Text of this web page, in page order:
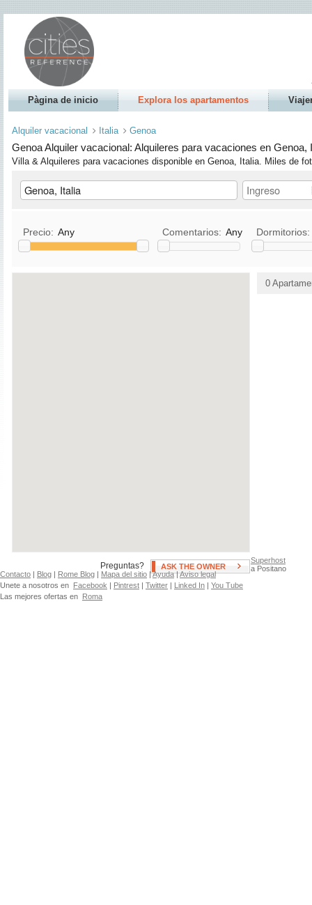
Pàgina de inicio
Explora los apartamentos
Alquiler vacacional Italia Genoa
Genoa Alquiler vacacional: Alquileres para vacaciones en Genoa,
Villa & Alquileres para vacaciones disponible en Genoa, Italia. Miles de
Precio: Any Comentarios: Any Dormitorios:
TV / SatÃ¨lite/TV por cable
Preguntas? ASK THE OWNER
0
Contacto | Blog | Rome Blog | Mapa del sitio |Ayuda|Aviso legal
Unete a nosotros en Facebook | Pintrest | Twitter | Linked In | You Tube
Las mejores ofertas en Roma
Superhost
a Positano